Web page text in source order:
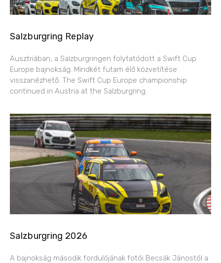
Salzburgring Replay
Ausztriában, a Salzburgringen folytatódott a Swift Cup
Europe bajnokság. Mindkét futam élő közvetítése
visszanézhető. The Swift Cup Europe championship
continued in Austria at the Salzburgring.
Salzburgring 2026
A bajnokság második fordulójának fotói Becsák Jánostól a